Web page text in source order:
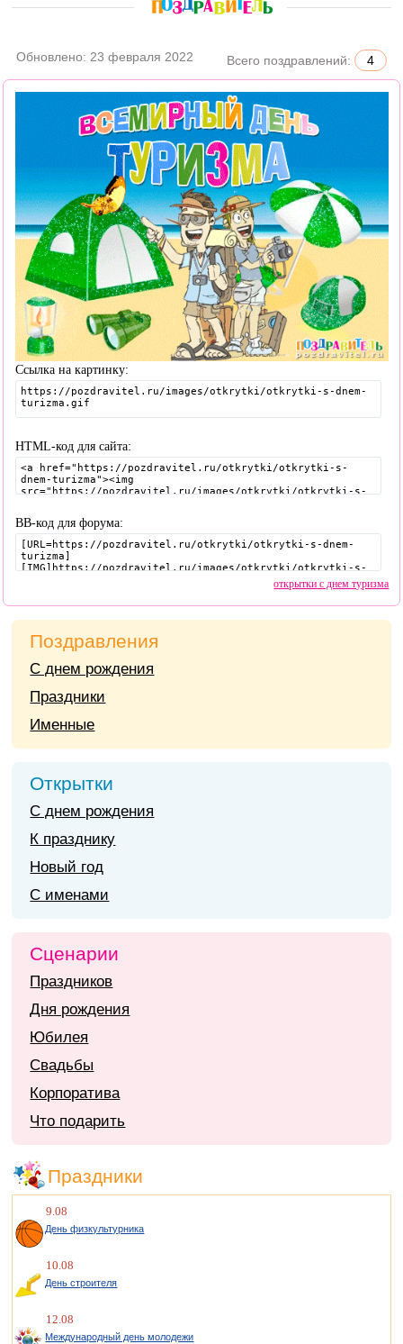
Обновлено: 23 февраля 2022 Всего поздравлений: 4
Ссылка на картинку:
HTML-код для сайта:
BB-код для форума:
открытки с днем туризма
Поздравления
С днем рождения
Праздники
Именные
Открытки
С днем рождения
К празднику
Новый год
С именами
Сценарии
Праздников
Дня рождения
Юбилея
Свадьбы
Корпоратива
Что подарить
Праздники
9.08
День физкультурника
10.08
День строителя
12.08
Международный день молодежи